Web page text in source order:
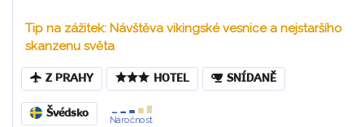
Tip na zážitek: Návštěva vikingské vesnice a nejstaršího
skanzenu světa
Z PRAHY HOTEL SNÍDANĚ
Švédsko
Náročnost